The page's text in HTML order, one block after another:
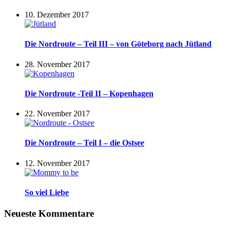
10. Dezember 2017
Die Nordroute – Teil III – von Göteborg nach Jütland
28. November 2017
Die Nordroute -Teil II – Kopenhagen
22. November 2017
Die Nordroute – Teil I – die Ostsee
12. November 2017
So viel Liebe
Neueste Kommentare